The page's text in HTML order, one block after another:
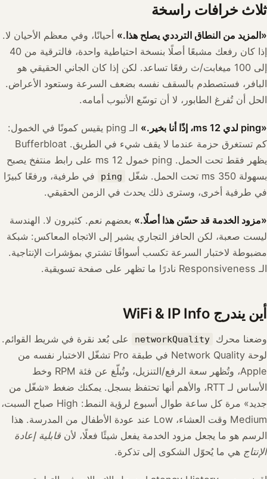
ثلاث خرافات راسخة
«المزيد من النطاق الترددي يصلح هذا.» أحيانًا، وفي معظم الأحيان لا.
إذا كان رفعك مشبعًا أصلًا بنسخة احتياطية واحدة، فالترقية من 40
إلى 100 ميغابت/ث رفعًا تساعد. لكن إذا كان الجاني الحقيقي هو
البافر، فستصطدم بالسقف نفسه بضعف السرعة وستعود الأعراض.
الحل أن تُفرغ الطابور، لا أن توسّع الأنبوب أمامه.
«ping لدي 12 ms، إذًا أنا بخير.»
الـ ping يقيس كمونًا في الخمول:
كم تستغرق حزمة عندما لا يقف شيء في الطريق. Bufferbloat
يظهر فقط تحت الحمل. ping خمول 12 ms على رابط منتفخ يصبح
بسهولة 350 ms تحت الحمل. شغّل
ping
في طرفية، ورفعًا كبيرًا
في طرفية أخرى، وسترى ذلك يحدث في الزمن الحقيقي.
«مزود الخدمة قد حسّن هذا أصلًا.» بعضهم نعم. كثيرون لا. الهندسة
ليست صعبة، لكن الحافز التجاري يشير إلى الاتجاه المعاكس: شبكة
مضبوطة لاختبار السرعة تكسب أسواقًا تشتري بمؤشرات الإنتاجية.
الـ Responsiveness نادرًا ما تظهر على صفحة تسويقية.
أين يندرج WiFi & IP Info
وضعنا محرك networkQuality
على بُعد نقرة في شريط القوائم.
لوحة Network Quality في طبقة Pro تشغّل الاختبار نفسه من
Apple، وتُظهر سعة الرفع/التنزيل، وتُبلّغ عن فئة RPM وخط
الأساس لـ RTT، والأهم أنها تحتفظ بسجل. يمكنك ضغط «شغّل من
جديد» مرة كل ساعة طوال أسبوع لرؤية النمط: High صباح السبت،
Medium وقت العشاء، Low عند عودة الأطفال من المدرسة. هذا
الرسم هو ما يجعل مزود الخدمة يفعل شيئًا فعلًا، لأن قابلية إعادة
الإنتاج هي ما يُحوّل الشكوى إلى تذكرة.